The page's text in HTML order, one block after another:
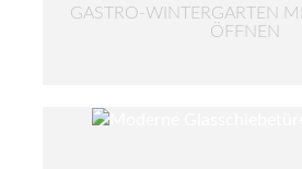
GASTRO-WINTERGARTEN
ÖFFNEN